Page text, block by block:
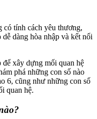
tính cách yêu thương,
dàng hòa nhập và kết nối
xây dựng mối quan hệ
phá những con số nào
6, cũng như những con số
quan hệ.